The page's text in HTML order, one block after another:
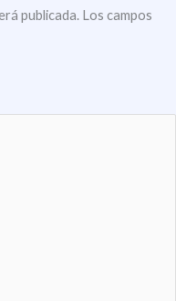
publicada. Los campos